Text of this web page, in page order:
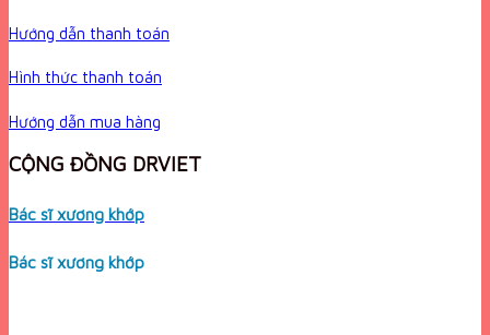
Hướng dẫn thanh toán
Hình thức thanh toán
Hướng dẫn mua hàng
CỘNG ĐỒNG DRVIET
Bác sĩ xương khớp
Bác sĩ xương khớp